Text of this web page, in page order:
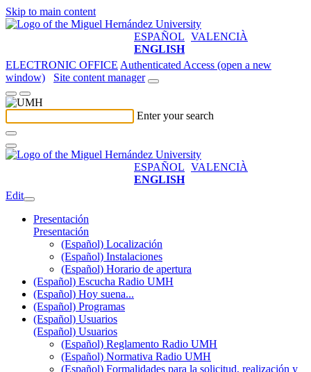
Skip to main content
ESPAÑOL VALENCIÀ
ENGLISH
ELECTRONIC OFFICE Authenticated Access (open a new
window)
Site content manager
Enter your search
ESPAÑOL VALENCIÀ
ENGLISH
Edit
Presentación
Presentación
(Español) Localización
(Español) Instalaciones
(Español) Horario de apertura
(Español) Escucha Radio UMH
(Español) Hoy suena...
(Español) Programas
(Español) Usuarios
(Español) Usuarios
(Español) Reglamento Radio UMH
(Español) Normativa Radio UMH
(Español) Formalidades para la solicitud, realización y